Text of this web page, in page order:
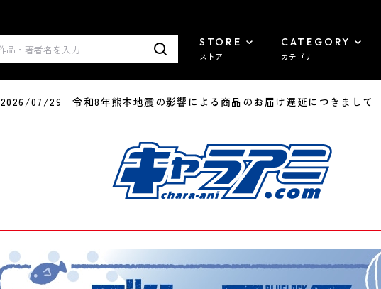
STORE
ストア
CATEGORY
カテゴリ
2026/07/29 令和8年熊本地震の影響による商品のお届け遅延につきまして